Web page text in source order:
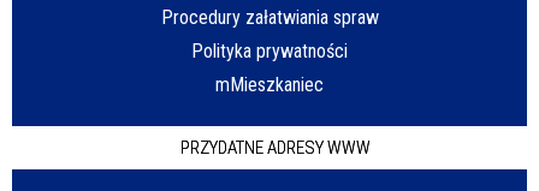
Procedury załatwiania spraw
Polityka prywatności
mMieszkaniec
PRZYDATNE ADRESY WWW